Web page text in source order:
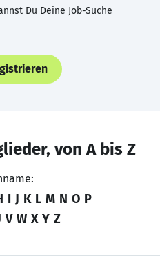
Du Deine Job-Suche
von A bis Z
I J K L M N O P
V W X Y Z